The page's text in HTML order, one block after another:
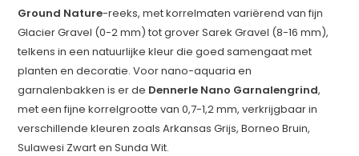
Ground Nature-reeks, met korrelmaten variërend van fijn
Glacier Gravel (0-2 mm) tot grover Sarek Gravel (8-16 mm),
telkens in een natuurlijke kleur die goed samengaat met
planten en decoratie. Voor nano-aquaria en
garnalenbakken is er de Dennerle Nano Garnalengrind,
met een fijne korrelgrootte van 0,7-1,2 mm, verkrijgbaar in
verschillende kleuren zoals Arkansas Grijs, Borneo Bruin,
Sulawesi Zwart en Sunda Wit.